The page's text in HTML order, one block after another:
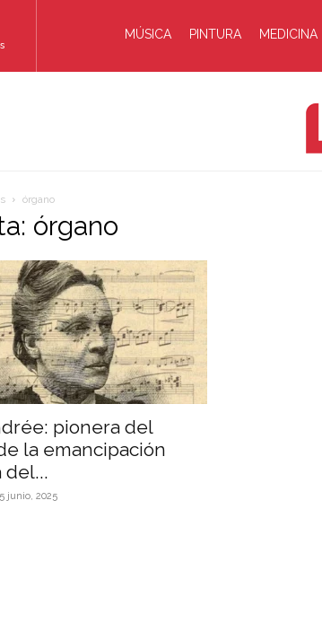
MÚSICA PINTURA MEDICINA
órgano
órgano
pionera del
la emancipación
junio, 2025